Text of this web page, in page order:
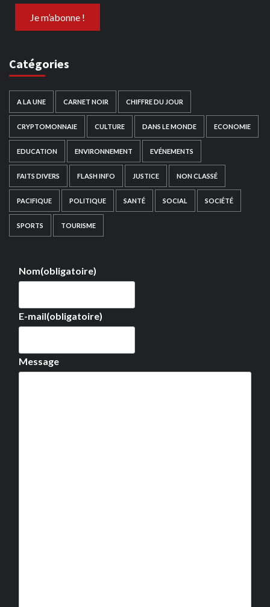
Catégories
A LA UNE CARNET NOIR CHIFFRE DU JOUR
CRYPTOMONNAIE CULTURE DANS LE MONDE ECONOMIE
EDUCATION ENVIRONNEMENT EVÉNEMENTS
FAITS DIVERS FLASH INFO JUSTICE NON CLASSÉ
PACIFIQUE POLITIQUE SANTÉ SOCIAL SOCIÉTÉ
SPORTS TOURISME
Nom(obligatoire)
E-mail(obligatoire)
Message